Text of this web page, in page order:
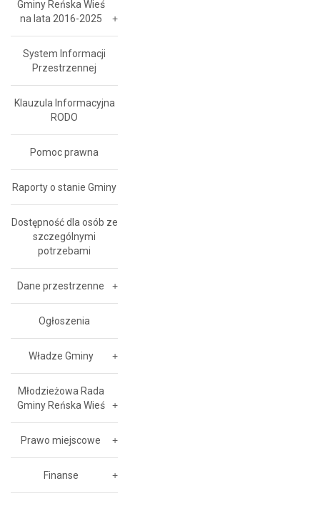
Gminy Reńska Wieś
na lata 2016-2025
System Informacji
Przestrzennej
Klauzula Informacyjna
RODO
Pomoc prawna
Raporty o stanie Gminy
Dostępność dla osób ze
szczególnymi
potrzebami
Dane przestrzenne
Ogłoszenia
Władze Gminy
Młodzieżowa Rada
Gminy Reńska Wieś
Prawo miejscowe
Finanse